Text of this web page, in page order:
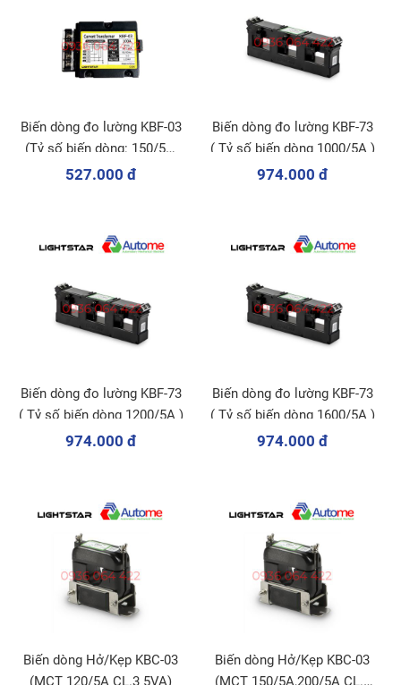
Biến dòng đo lường KBF-03
(Tỷ số biến dòng: 150/5A;
200/5A)
527.000 đ
Biến dòng đo lường KBF-73
( Tỷ số biến dòng 1000/5A )
974.000 đ
Biến dòng đo lường KBF-73
( Tỷ số biến dòng 1200/5A )
974.000 đ
Biến dòng đo lường KBF-73
( Tỷ số biến dòng 1600/5A )
974.000 đ
Biến dòng Hở/Kẹp KBC-03
(MCT 120/5A CL.3 5VA)
Biến dòng Hở/Kẹp KBC-03
(MCT 150/5A,200/5A CL.3